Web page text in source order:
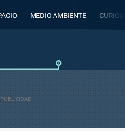
MEDIO AMBIENTE